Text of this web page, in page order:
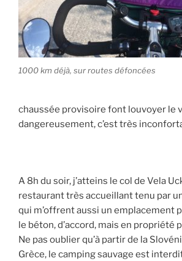
1000 km déjà, sur routes défoncées
chaussée provisoire font louvoyer le
dangereusement, c’est très
A 8h du soir, j’atteins le col de Vela
restaurant très accueillant tenu par
qui m’offrent aussi un emplacement
le béton, d’accord, mais en propriété
Ne pas oublier qu’à partir de la
Grèce, le camping sauvage est